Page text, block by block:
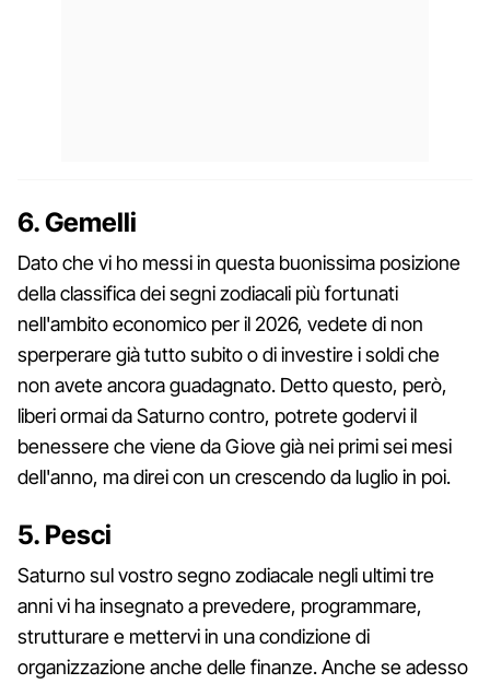
6. Gemelli
Dato che vi ho messi in questa buonissima posizione
della classifica dei segni zodiacali più fortunati
nell'ambito economico per il 2026, vedete di non
sperperare già tutto subito o di investire i soldi che
non avete ancora guadagnato. Detto questo, però,
liberi ormai da Saturno contro, potrete godervi il
benessere che viene da Giove già nei primi sei mesi
dell'anno, ma direi con un crescendo da luglio in poi.
5. Pesci
Saturno sul vostro segno zodiacale negli ultimi tre
anni vi ha insegnato a prevedere, programmare,
strutturare e mettervi in una condizione di
organizzazione anche delle finanze. Anche se adesso